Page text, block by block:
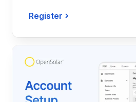
Register